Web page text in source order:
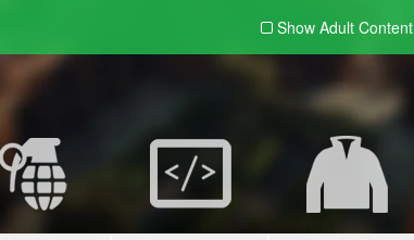
Show Adult Content